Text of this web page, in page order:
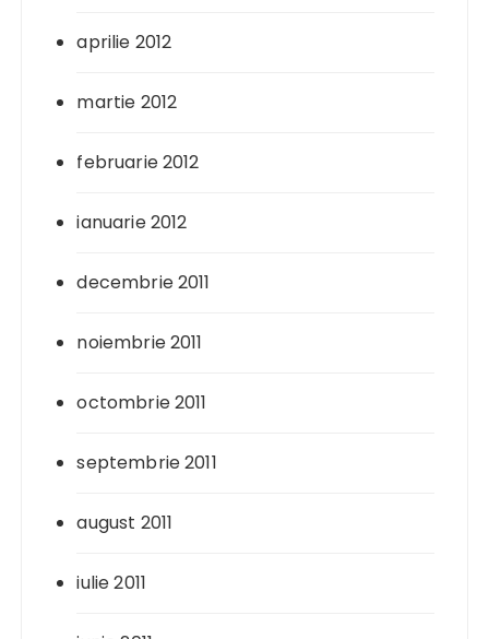
aprilie 2012
martie 2012
februarie 2012
ianuarie 2012
decembrie 2011
noiembrie 2011
octombrie 2011
septembrie 2011
august 2011
iulie 2011